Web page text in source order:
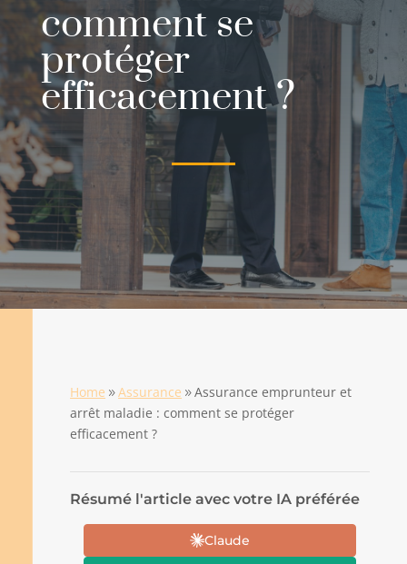
comment se
protéger
efficacement ?
Home 9Assurance 9Assurance emprunteur et
arrêt maladie : comment se protéger
efficacement ?
Résumé l'article avec votre IA préférée
Claude